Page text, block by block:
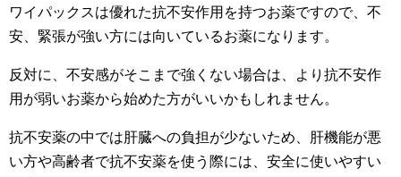
ワイパックスは優れた抗不安作用を持つお薬ですので、不
安、緊張が強い方には向いているお薬になります。
反対に、不安感がそこまで強くない場合は、より抗不安作
用が弱いお薬から始めた方がいいかもしれません。
抗不安薬の中では肝臓への負担が少ないため、肝機能が悪
い方や高齢者で抗不安薬を使う際には、安全に使いやすい